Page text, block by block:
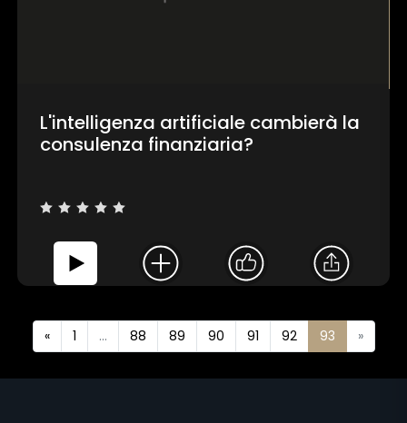
L'intelligenza artificiale cambierà la
consulenza finanziaria?
« 1 ... 88 89 90 91 92 93 »